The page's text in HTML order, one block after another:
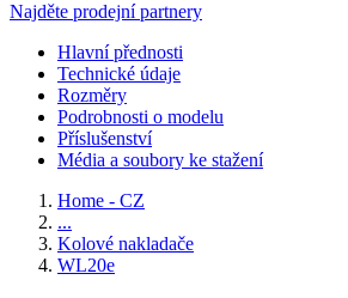
Najděte prodejní partnery
Hlavní přednosti
Technické údaje
Rozměry
Podrobnosti o modelu
Příslušenství
Média a soubory ke stažení
Home - CZ
...
Kolové nakladače
WL20e